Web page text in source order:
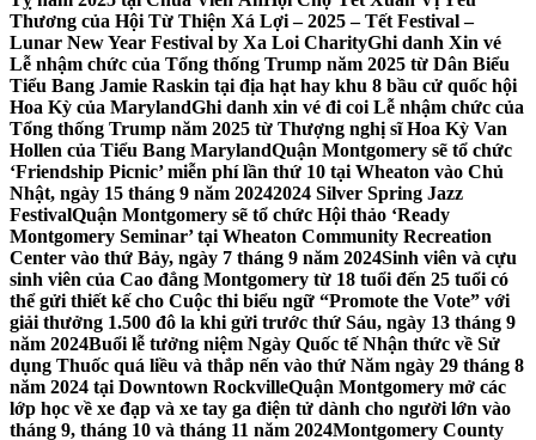
Thương của Hội Từ Thiện Xá Lợi – 2025 – Tết Festival –
Lunar New Year Festival by Xa Loi CharityGhi danh Xin vé
Lễ nhậm chức của Tổng thống Trump năm 2025 từ Dân Biểu
Tiểu Bang Jamie Raskin tại địa hạt hay khu 8 bầu cử quốc hội
Hoa Kỳ của MarylandGhi danh xin vé đi coi Lễ nhậm chức của
Tổng thống Trump năm 2025 từ Thượng nghị sĩ Hoa Kỳ Van
Hollen của Tiểu Bang MarylandQuận Montgomery sẽ tổ chức
‘Friendship Picnic’ miễn phí lần thứ 10 tại Wheaton vào Chủ
Nhật, ngày 15 tháng 9 năm 20242024 Silver Spring Jazz
FestivalQuận Montgomery sẽ tổ chức Hội thảo ‘Ready
Montgomery Seminar’ tại Wheaton Community Recreation
Center vào thứ Bảy, ngày 7 tháng 9 năm 2024Sinh viên và cựu
sinh viên của Cao đẳng Montgomery từ 18 tuổi đến 25 tuổi có
thể gửi thiết kế cho Cuộc thi biểu ngữ “Promote the Vote” với
giải thưởng 1.500 đô la khi gửi trước thứ Sáu, ngày 13 tháng 9
năm 2024Buổi lễ tưởng niệm Ngày Quốc tế Nhận thức về Sử
dụng Thuốc quá liều và thắp nến vào thứ Năm ngày 29 tháng 8
năm 2024 tại Downtown RockvilleQuận Montgomery mở các
lớp học về xe đạp và xe tay ga điện tử dành cho người lớn vào
tháng 9, tháng 10 và tháng 11 năm 2024Montgomery County